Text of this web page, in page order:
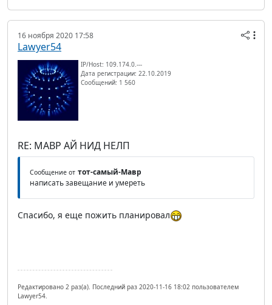
16 ноября 2020 17:58
Lawyer54
IP/Host: 109.174.0.---
Дата регистрации: 22.10.2019
Сообщений: 1 560
RE: МАВР АЙ НИД НЕЛП
Сообщение от тот-самый-Мавр
написать завещание и умереть
Спасибо, я еще пожить планировал
Редактировано 2 раз(а). Последний раз 2020-11-16 18:02 пользователем
Lawyer54.